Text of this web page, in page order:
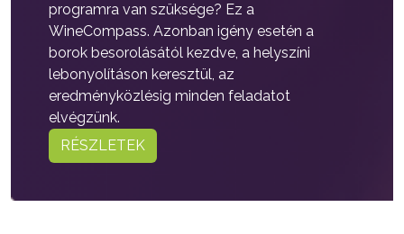
programra van szüksége? Ez a
WineCompass. Azonban igény esetén a
borok besorolásától kezdve, a helyszíni
lebonyolításon keresztül, az
eredményközlésig minden feladatot
elvégzünk.
RÉSZLETEK